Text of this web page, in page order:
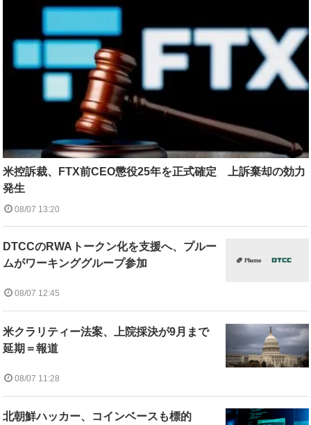
米控訴裁、FTX前CEO懲役25年を正式確定 上訴棄却の効力
発生
08/07 13:20
DTCCのRWAトークン化を支援へ、プルー
ムがワーキンググループ参加
08/07 12:45
米クラリティー法案、上院採決が9月まで
延期＝報道
08/07 11:28
北朝鮮ハッカー、コインベースも標的